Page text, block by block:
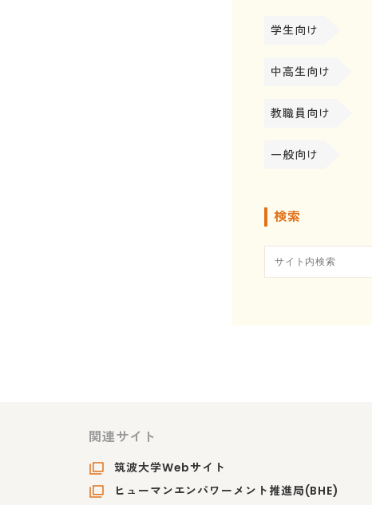
学生向け
中高生向け
教職員向け
一般向け
検索
関連サイト
筑波大学Webサイト
ヒューマンエンパワーメント推進局(BHE)